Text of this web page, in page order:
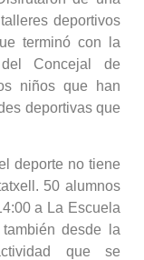
deportivos
terminó con la
Concejal de
niños que han
deportivas que
deporte no tiene
50 alumnos
a La Escuela
desde la
que se